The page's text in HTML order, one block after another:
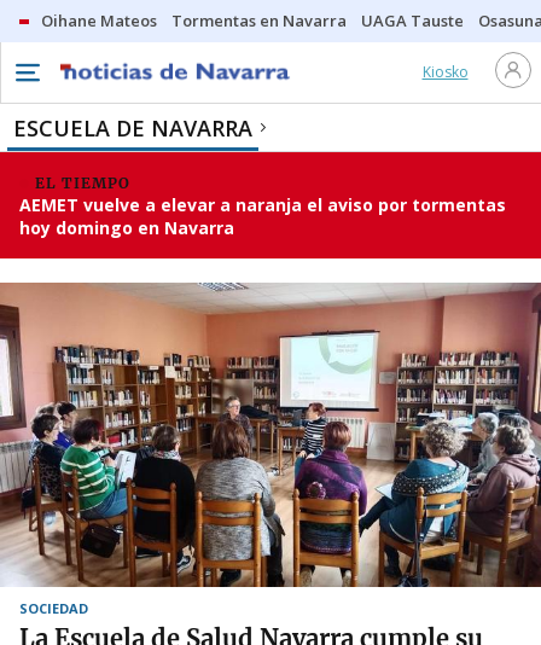
Oihane Mateos Tormentas en Navarra UAGA Tauste
Kiosko
ESCUELA DE NAVARRA
EL TIEMPO
AEMET vuelve a elevar a naranja el aviso por tormentas
hoy domingo en Navarra
SOCIEDAD
La Escuela de Salud Navarra cumple su